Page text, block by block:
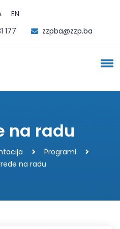
EN
177
zzpba@zzp.ba
na radu
Programi
na radu